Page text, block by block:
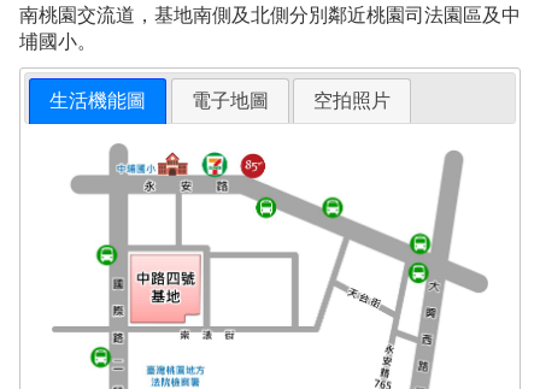
南桃園交流道，基地南側及北側分別鄰近桃園司法園區及中
埔國小。
生活機能圖 電子地圖 空拍照片